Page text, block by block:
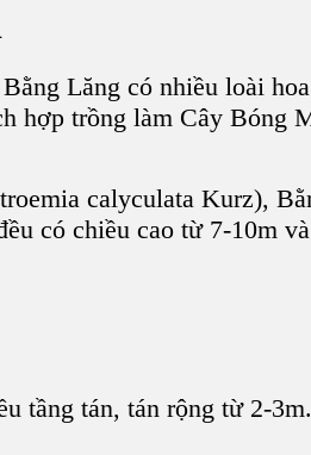
Lăng có nhiều loài
hợp trồng làm Cây Bóng
calyculata Kurz),
có chiều cao từ 7-10m
tầng tán, tán rộng từ 2-